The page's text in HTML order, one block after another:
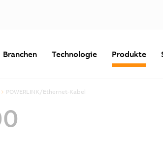
Branchen Technologie Produkte
POWERLINK/Ethernet-Kabel